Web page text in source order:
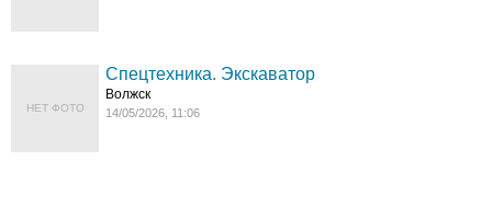
НЕТ ФОТО
Спецтехника. Экскаватор
Волжск
14/05/2026, 11:06